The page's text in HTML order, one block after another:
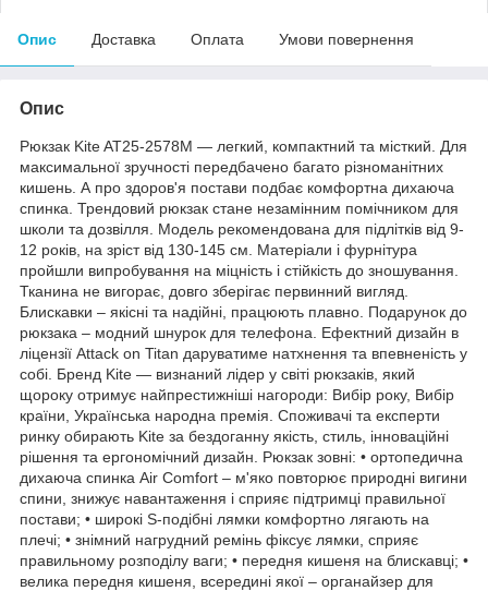
Опис Доставка Оплата Умови повернення
Опис
Рюкзак Kite AT25-2578M — легкий, компактний та місткий. Для
максимальної зручності передбачено багато різноманітних
кишень. А про здоров'я постави подбає комфортна дихаюча
спинка. Трендовий рюкзак стане незамінним помічником для
школи та дозвілля. Модель рекомендована для підлітків від 9-
12 років, на зріст від 130-145 см. Матеріали і фурнітура
пройшли випробування на міцність і стійкість до зношування.
Тканина не вигорає, довго зберігає первинний вигляд.
Блискавки – якісні та надійні, працюють плавно. Подарунок до
рюкзака – модний шнурок для телефона. Ефектний дизайн в
ліцензії Attack on Titan даруватиме натхнення та впевненість у
собі. Бренд Kite — визнаний лідер у світі рюкзаків, який
щороку отримує найпрестижніші нагороди: Вибір року, Вибір
країни, Українська народна премія. Споживачі та експерти
ринку обирають Kite за бездоганну якість, стиль, інноваційні
рішення та ергономічний дизайн. Рюкзак зовні: • ортопедична
дихаюча спинка Air Comfort – м'яко повторює природні вигини
спини, знижує навантаження і сприяє підтримці правильної
постави; • широкі S-подібні лямки комфортно лягають на
плечі; • знімний нагрудний ремінь фіксує лямки, сприяє
правильному розподілу ваги; • передня кишеня на блискавці; •
велика передня кишеня, всередині якої – органайзер для